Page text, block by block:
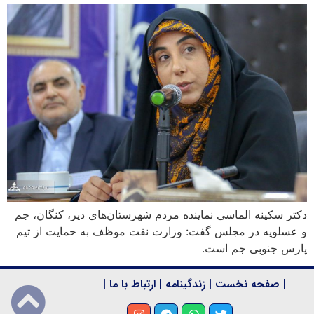
دکتر سکینه الماسی نماینده مردم شهرستان‌های دیر، کنگان، جم
و عسلویه در مجلس گفت: وزارت نفت موظف به حمایت از تیم
پارس جنوبی جم است.
| صفحه نخست | زندگینامه | ارتباط با ما |